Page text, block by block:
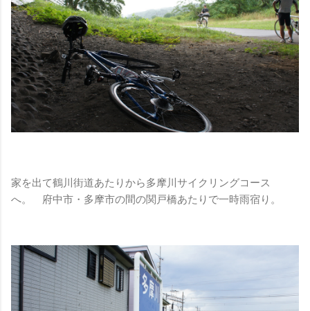
家を出て鶴川街道あたりから多摩川サイクリングコース
へ。 府中市・多摩市の間の関戸橋あたりで一時雨宿り。